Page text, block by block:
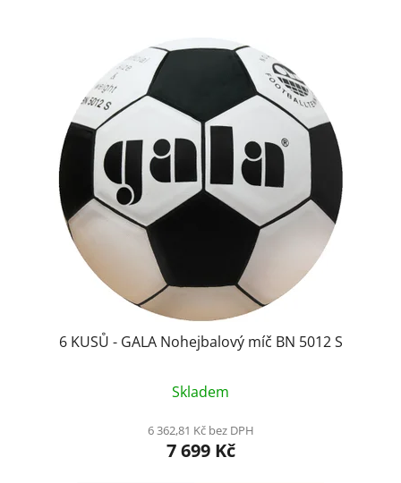
6 KUSŮ - GALA Nohejbalový míč BN 5012 S
Skladem
6 362,81 Kč bez DPH
7 699 Kč